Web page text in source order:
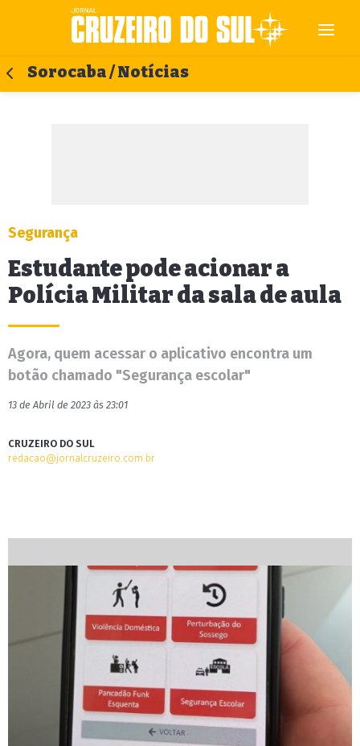
Sorocaba / Notícias
Segurança
Estudante pode acionar a
Polícia Militar da sala de aula
Agora, quem acessar o aplicativo encontra um
botão chamado "Segurança escolar"
13 de Abril de 2023 às 23:01
CRUZEIRO DO SUL
redacao@jornalcruzeiro.com.br